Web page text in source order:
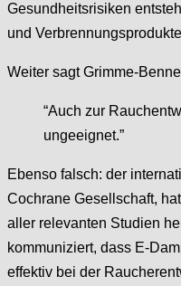
Gesundheitsrisiken
und
Weiter sagt Grimme-
“Auch zur
ungeeignet.”
Ebenso falsch: der
Cochrane Gesellschaft,
aller relevanten Studien
kommuniziert, dass E-
effektiv bei der